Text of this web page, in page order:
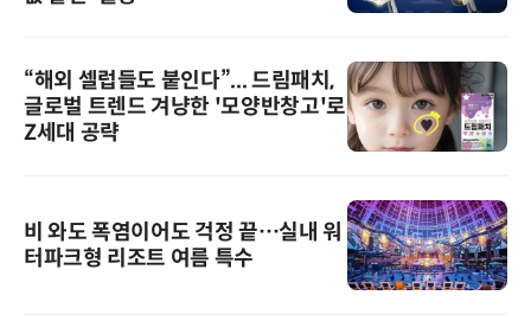
“해외 셀럽들도 붙인다”... 드림패치,
글로벌 트렌드 겨냥한 '모양반창고'로
Z세대 공략
비 와도 폭염이어도 걱정 끝…실내 워
터파크형 리조트 여름 특수